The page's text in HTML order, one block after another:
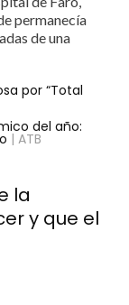
permanecía
de una
por “Total
del año:
| ATB
la
y que el